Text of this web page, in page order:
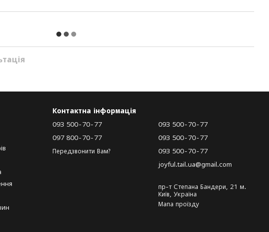
Контактна інформація
093 500-70-77
097 800-70-77
Передзвонити Вам?
093 500-70-77
093 500-70-77
093 500-70-77
joyful.tail.ua@gmail.com
пр-т Степана Бандери, 21 м.
Київ, Україна
Мапа проїзду